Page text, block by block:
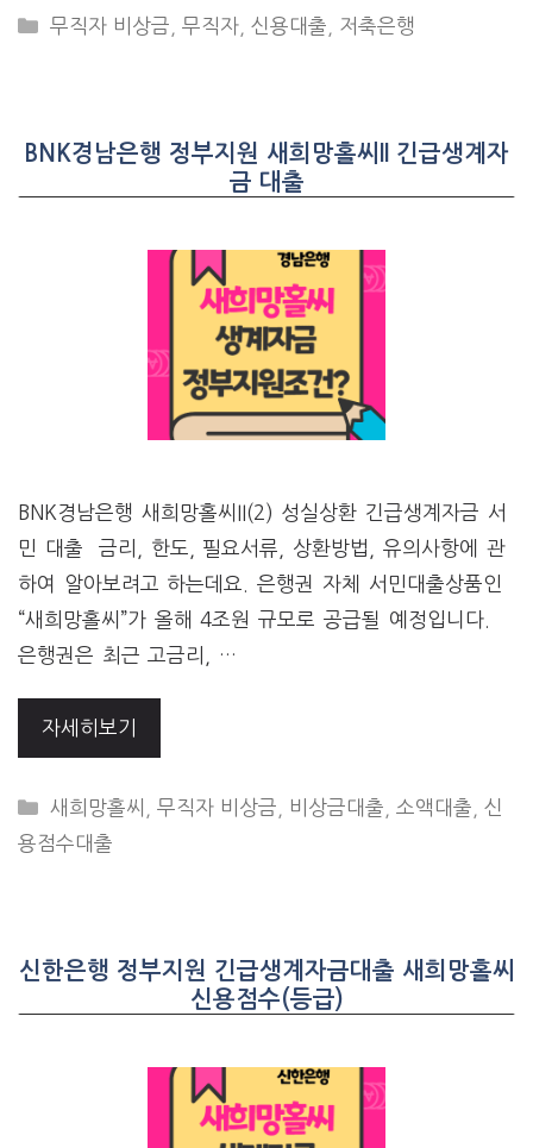
CATEGORIES
무직자 비상금 ,무직자 ,신용대출 저축은행
BNK경남은행 정부지원 새희망홀씨II 긴급생계자
금 대출
BNK경남은행 새희망홀씨II(2) 성실상환 긴급생계자금 서
민 대출 금리, 한도, 필요서류, 상환방법, 유의사항에 관
하여 알아보려고 하는데요. 은행권 자체 서민대출상품인
“새희망홀씨”가 올해 4조원 규모로 공급될 예정입니다.
은행권은 최근 고금리, …
자세히보기
CATEGORIES
새희망홀씨 ,무직자 비상금 비상금대출 소액대출 ,신
용점수대출
신한은행 정부지원 긴급생계자금대출 새희망홀씨
신용점수(등급)